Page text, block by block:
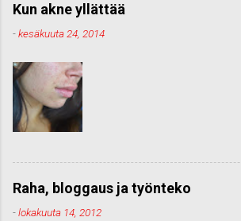
Kun akne yllättää
-kesäkuuta 24, 2014
Raha, bloggaus ja työnteko
-lokakuuta 14, 2012